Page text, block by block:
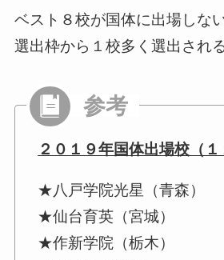
ベスト８校が国体に出場しな
選出枠から１校多く選出され
２０１９年国体出場校（１
★八戸学院光星（青森）
★仙台育英（宮城）
★作新学院（栃木）